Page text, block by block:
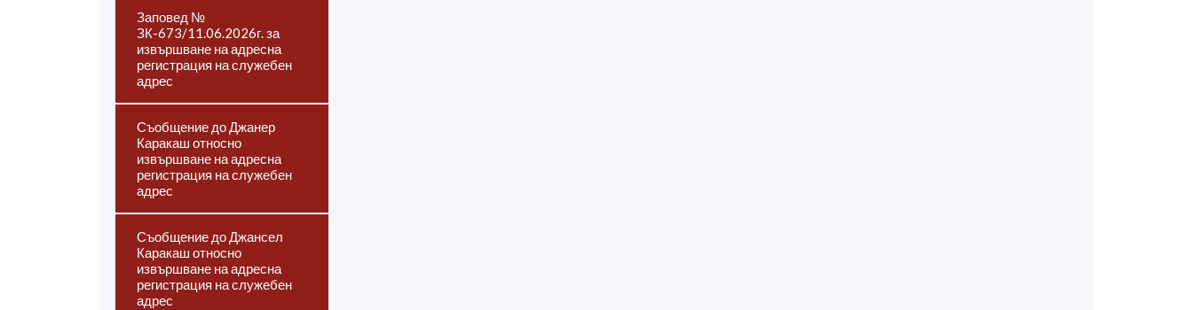
Заповед №
ЗК-673/11.06.2026г. за
извършване на адресна
регистрация на служебен
адрес
Съобщение до Джанер
Каракаш относно
извършване на адресна
регистрация на служебен
адрес
Съобщение до Джансел
Каракаш относно
извършване на адресна
регистрация на служебен
адрес